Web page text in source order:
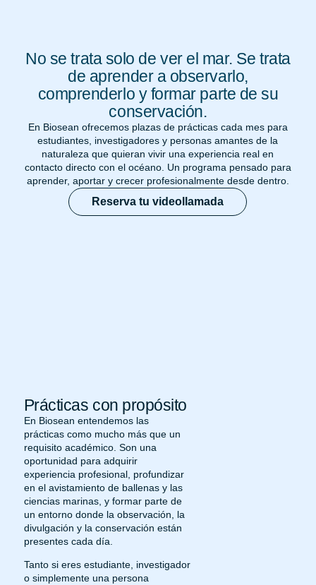
No se trata solo de ver el mar. Se trata
de aprender a observarlo,
comprenderlo y formar parte de su
conservación.
En Biosean ofrecemos plazas de prácticas cada mes para
estudiantes, investigadores y personas amantes de la
naturaleza que quieran vivir una experiencia real en
contacto directo con el océano. Un programa pensado para
aprender, aportar y crecer profesionalmente desde dentro.
Reserva tu videollamada
Prácticas con propósito
En Biosean entendemos las
prácticas como mucho más que un
requisito académico. Son una
oportunidad para adquirir
experiencia profesional, profundizar
en el avistamiento de ballenas y las
ciencias marinas, y formar parte de
un entorno donde la observación, la
divulgación y la conservación están
presentes cada día.
Tanto si eres estudiante, investigador
o simplemente una persona